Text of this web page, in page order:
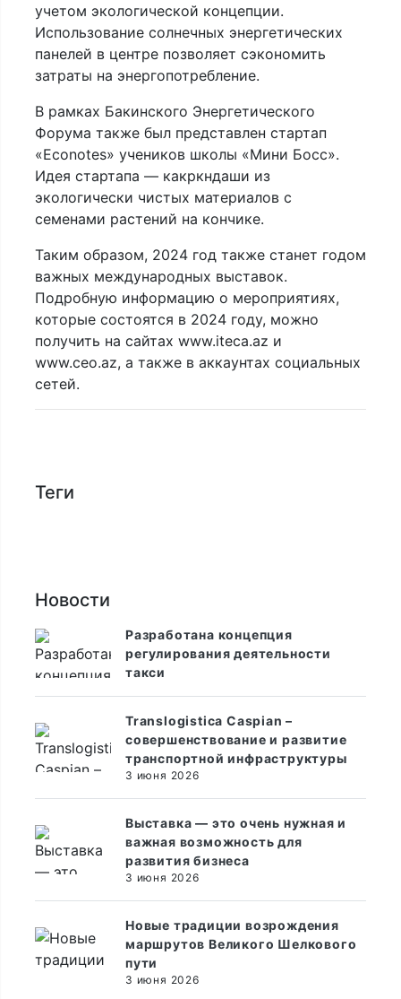
учетом экологической концепции.
Использование солнечных энергетических
панелей в центре позволяет сэкономить
затраты на энергопотребление.
В рамках Бакинского Энергетического
Форума также был представлен стартап
«Econotes» учеников школы «Мини Босс».
Идея стартапа — какркндаши из
экологически чистых материалов с
семенами растений на кончике.
Таким образом, 2024 год также станет годом
важных международных выставок.
Подробную информацию о мероприятиях,
которые состоятся в 2024 году, можно
получить на сайтах www.iteca.az и
www.ceo.az, а также в аккаунтах социальных
сетей.
Теги
Новости
Разработана концепция
регулирования деятельности
такси
Translogistica Caspian –
совершенствование и развитие
транспортной инфраструктуры
3 июня 2026
Выставка — это очень нужная и
важная возможность для
развития бизнеса
3 июня 2026
Новые традиции возрождения
маршрутов Великого Шелкового
пути
3 июня 2026